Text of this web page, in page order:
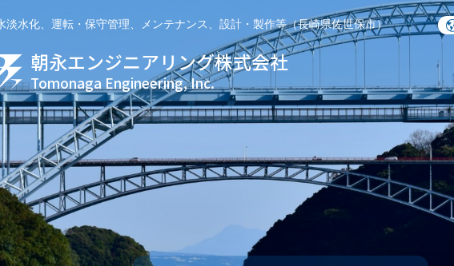
朝永エンジニアリング株式会社
Tomonaga Engineering, Inc.
淡水化、運転・保守管理、メンテナンス、設計・製作等（長崎県佐世保市）